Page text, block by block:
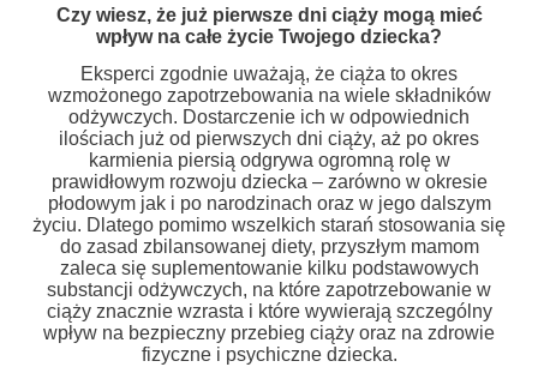
Czy wiesz, że już pierwsze dni ciąży mogą mieć
wpływ na całe życie Twojego dziecka?
Eksperci zgodnie uważają, że ciąża to okres
wzmożonego zapotrzebowania na wiele składników
odżywczych. Dostarczenie ich w odpowiednich
ilościach już od pierwszych dni ciąży, aż po okres
karmienia piersią odgrywa ogromną rolę w
prawidłowym rozwoju dziecka – zarówno w okresie
płodowym jak i po narodzinach oraz w jego dalszym
życiu. Dlatego pomimo wszelkich starań stosowania się
do zasad zbilansowanej diety, przyszłym mamom
zaleca się suplementowanie kilku podstawowych
substancji odżywczych, na które zapotrzebowanie w
ciąży znacznie wzrasta i które wywierają szczególny
wpływ na bezpieczny przebieg ciąży oraz na zdrowie
fizyczne i psychiczne dziecka.